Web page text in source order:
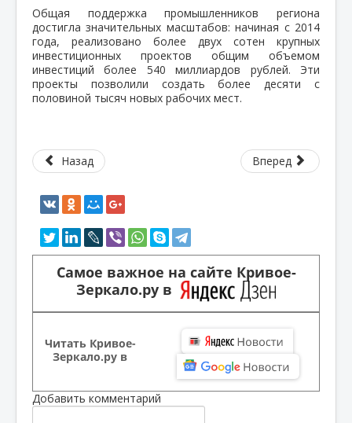
Общая поддержка промышленников региона
достигла значительных масштабов: начиная с 2014
года, реализовано более двух сотен крупных
инвестиционных проектов общим объемом
инвестиций более 540 миллиардов рублей. Эти
проекты позволили создать более десяти с
половиной тысяч новых рабочих мест.
Назад Вперед
Самое важное на сайте Кривое-
Зеркало.ру в
Читать Кривое-
Зеркало.ру в
Добавить комментарий